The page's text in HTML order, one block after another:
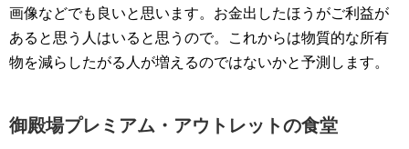
画像などでも良いと思います。お金出したほうがご利益が
あると思う人はいると思うので。これからは物質的な所有
物を減らしたがる人が増えるのではないかと予測します。
御殿場プレミアム・アウトレットの食堂